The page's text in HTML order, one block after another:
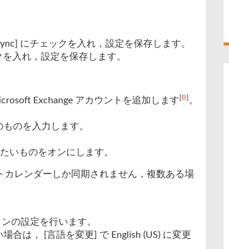
にチェックを入れ，設定を保存します。
入れ，設定を保存します。
Exchange アカウントを追加します [B] 。
のを入力します。
いものをオンにします。
レンダーしか同期されません，複数ある場
の設定を行います。
合は， [言語を変更] で English (US) に変更